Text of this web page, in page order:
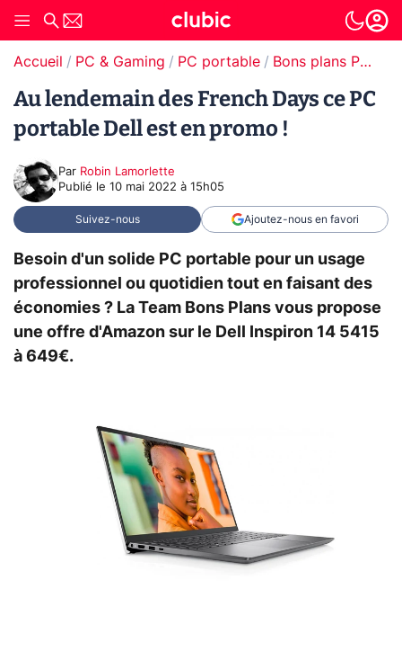
Accueil PC & Gaming PC portable Bons plans PC portable
Au lendemain des French Days ce PC
portable Dell est en promo !
Par Robin Lamorlette
Publié le 10 mai 2022 à 15h05
Suivez-nous Ajoutez-nous en favori
Besoin d'un solide PC portable pour un usage
professionnel ou quotidien tout en faisant des
économies ? La Team Bons Plans vous propose
une offre d'Amazon sur le Dell Inspiron 14 5415
à 649€.